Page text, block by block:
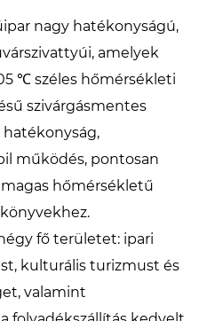
nagy hatékonyságú,
amelyek
℃ széles hőmérsékleti
szivárgásmentes
hatékonyság,
működés, pontosan
hőmérsékletű
fő területet: ipari
kulturális turizmust és
valamint